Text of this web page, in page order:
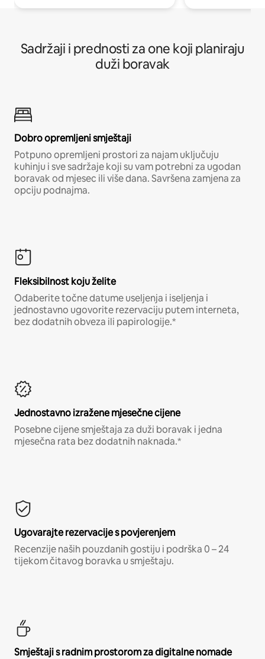
Sadržaji i prednosti za one koji planiraju
duži boravak
Dobro opremljeni smještaji
Potpuno opremljeni prostori za najam uključuju
kuhinju i sve sadržaje koji su vam potrebni za ugodan
boravak od mjesec ili više dana. Savršena zamjena za
opciju podnajma.
Fleksibilnost koju želite
Odaberite točne datume useljenja i iseljenja i
jednostavno ugovorite rezervaciju putem interneta,
bez dodatnih obveza ili papirologije.*
Jednostavno izražene mjesečne cijene
Posebne cijene smještaja za duži boravak i jedna
mjesečna rata bez dodatnih naknada.*
Ugovarajte rezervacije s povjerenjem
Recenzije naših pouzdanih gostiju i podrška 0 – 24
tijekom čitavog boravka u smještaju.
Smještaji s radnim prostorom za digitalne nomade